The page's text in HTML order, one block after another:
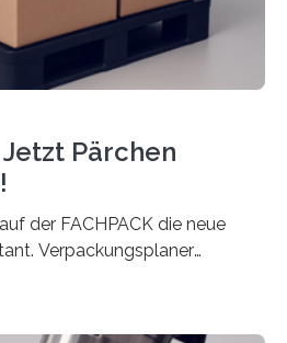
Pärchen
der FACHPACK die neue
Verpackungsplaner
und in der Zulieferindustrie.